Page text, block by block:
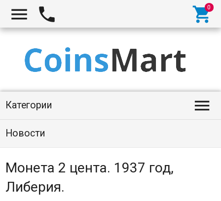
  
Категории 
Новости
Монета 2 цента. 1937 год,
Либерия.